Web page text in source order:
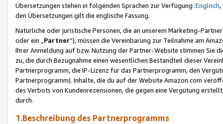
Übersetzungen stehen in folgenden Sprachen zur Verfügung :Englisch,
den Übersetzungen gilt die englische Fassung.
Natürliche oder juristische Personen, die an unserem Marketing-
oder ein „Partner“), müssen die Vereinbarung zur Teilnahme am
Ihrer Anmeldung auf bzw. Nutzung der Partner-Website stimmen Sie
zu, die durch Bezugnahme einen wesentlichen Bestandteil dieser
Partnerprogramm, die IP-Lizenz für das Partnerprogramm, den
Partnerprogramm). Inhalte, die du auf der Website Amazon.com
des Verbots von Kundenrezensionen, die gegen eine Vergütung
durch.
1.Beschreibung des Partnerprogramms